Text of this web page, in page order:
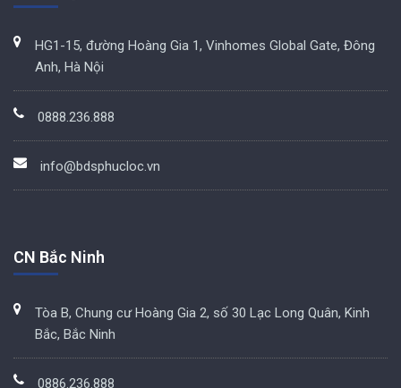
HG1-15, đường Hoàng Gia 1, Vinhomes Global Gate, Đông
Anh, Hà Nội
0888.236.888
info@bdsphucloc.vn
CN Bắc Ninh
Tòa B, Chung cư Hoàng Gia 2, số 30 Lạc Long Quân, Kinh
Bắc, Bắc Ninh
0886.236.888